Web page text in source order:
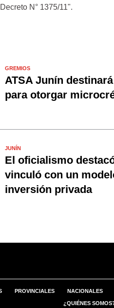
N° 1375/11".
GREMIOS
ATSA Junín
para otorgar
JUNÍN
El oficialismo
vinculó con un
inversión privada
PROVINCIALES NACIONALES
¿QUIÉNES